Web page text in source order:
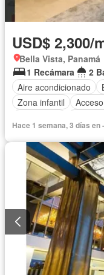
USD$ 2,300/
Bella Vista, Panamá
1 Recámara
2
Aire acondicionado
Zona infantil
Internet
Ascensor
Seguridad
Piscina
Hace 1 semana, 3 días en